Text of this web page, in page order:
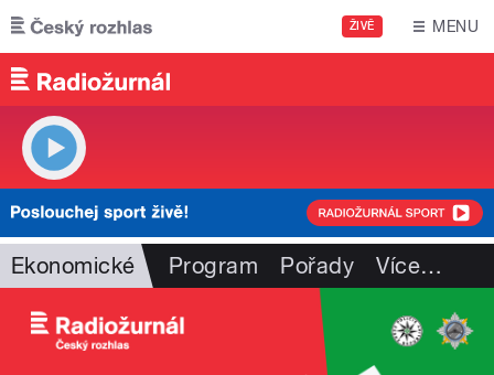
Přejít k hlavnímu obsahu
ŽIVĚ MENU
Ekonomické Program Pořady Více…